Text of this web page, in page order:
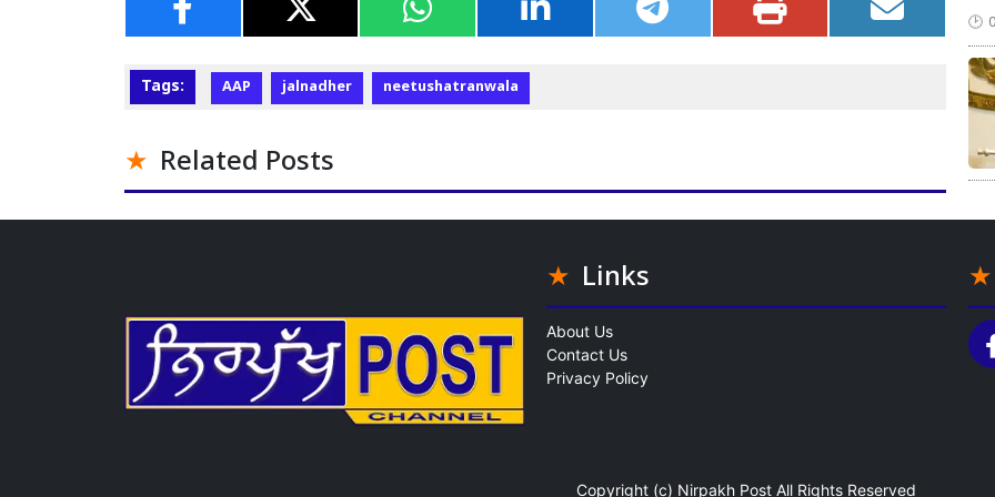
Tags: AAP jalnadher neetushatranwala
Related Posts
Links
About Us
Contact Us
Privacy Policy
Copyright (c) Nirpakh Post All Rights Reserved